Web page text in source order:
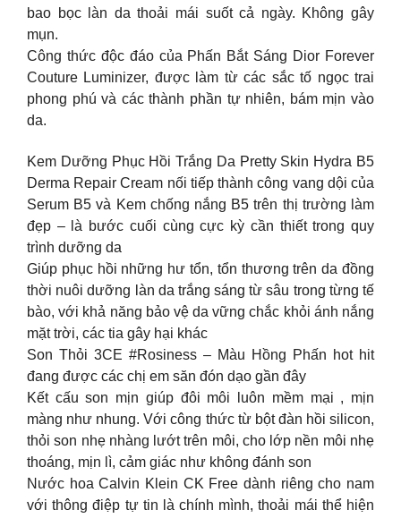
bao bọc làn da thoải mái suốt cả ngày. Không gây
mụn.
Công thức độc đáo của Phấn Bắt Sáng Dior Forever
Couture Luminizer, được làm từ các sắc tố ngọc trai
phong phú và các thành phần tự nhiên, bám mịn vào
da.
Kem Dưỡng Phục Hồi Trắng Da Pretty Skin Hydra B5
Derma Repair Cream nối tiếp thành công vang dội của
Serum B5 và Kem chống nắng B5 trên thị trường làm
đẹp – là bước cuối cùng cực kỳ cần thiết trong quy
trình dưỡng da
Giúp phục hồi những hư tổn, tổn thương trên da đồng
thời nuôi dưỡng làn da trắng sáng từ sâu trong từng tế
bào, với khả năng bảo vệ da vững chắc khỏi ánh nắng
mặt trời, các tia gây hại khác
Son Thỏi 3CE #Rosiness – Màu Hồng Phấn hot hit
đang được các chị em săn đón dạo gần đây
Kết cấu son mịn giúp đôi môi luôn mềm mại , mịn
màng như nhung. Với công thức từ bột đàn hồi silicon,
thỏi son nhẹ nhàng lướt trên môi, cho lớp nền môi nhẹ
thoáng, mịn lì, cảm giác như không đánh son
Nước hoa Calvin Klein CK Free dành riêng cho nam
với thông điệp tự tin là chính mình, thoải mái thể hiện